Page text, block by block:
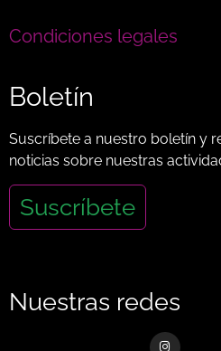
Condiciones legales
Boletín
Suscríbete a nuestro boletín y
noticias sobre nuestras
Suscríbete
Nuestras redes